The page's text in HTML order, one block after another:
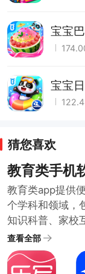
宝宝
宝宝
猜您喜欢
教育类手机
教育类app提供
个学科和领域，
知识科普、家校
机软件具有便捷
通过教育类手
的能力。为了满
查看全部